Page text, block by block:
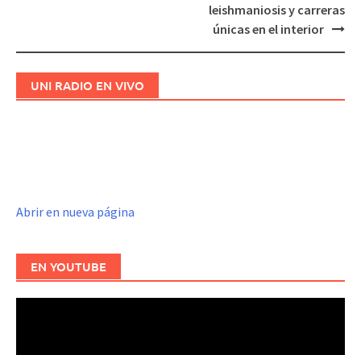
leishmaniosis y carreras
únicas en el interior
UNI RADIO EN VIVO
Abrir en nueva página
EN YOUTUBE